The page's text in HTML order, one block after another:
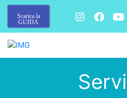
Scarica la
GUIDA